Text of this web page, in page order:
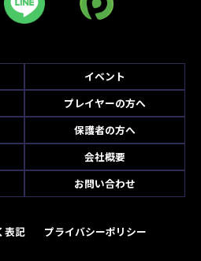
イベント
プレイヤーの方へ
保護者の方へ
会社概要
お問い合わせ
表記 プライバシーポリシー